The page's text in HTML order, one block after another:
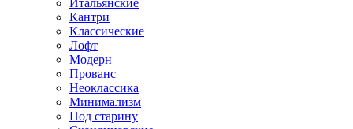
Итальянские
Кантри
Классические
Лофт
Модерн
Прованс
Неоклассика
Минимализм
Под старину